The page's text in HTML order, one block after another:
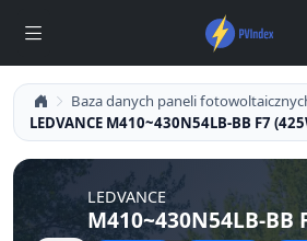
Baza danych paneli
LEDVANCE M410~430N54LB-BB F7
LEDVANCE
M410~430N54LB-BB